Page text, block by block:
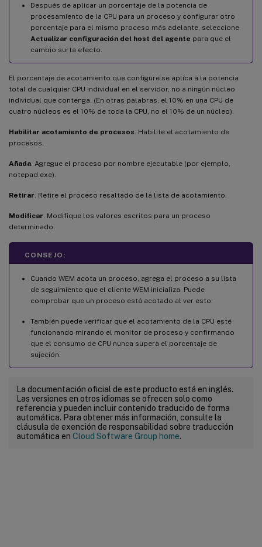
Después de aplicar un porcentaje de la potencia de
procesamiento de la CPU para un proceso y configurar otro
porcentaje para el mismo proceso más adelante, seleccione
Actualizar configuración del host del agente para que el
cambio surta efecto.
El porcentaje de acotamiento que configure se aplica a la potencia
total de cualquier CPU individual en el servidor, no a ningún núcleo
individual que contenga. (En otras palabras, el 10% en una CPU de
cuatro núcleos es el 10% de toda la CPU, no el 10% de un núcleo).
Habilitar acotamiento de procesos . Habilite el acotamiento de
procesos.
Añada . Agregue el proceso por nombre ejecutable (por ejemplo,
notepad.exe).
Retirar . Retire el proceso resaltado de la lista de acotamiento.
Modificar . Modifique los valores escritos para un proceso
determinado.
CONSEJO:
Cuando WEM acota un proceso, agrega el proceso a su lista
de seguimiento que el cliente WEM inicializa. Puede
comprobar que un proceso está acotado al ver esto.
También puede verificar que el acotamiento de la CPU esté
funcionando mirando el monitor de proceso y confirmando
que el consumo de CPU nunca supera el porcentaje de
sujeción.
La documentación oficial de este producto está en inglés.
Las versiones en otros idiomas se ofrecen solo como
referencia y pueden incluir contenido traducido de forma
automática. Para obtener más información, consulte la
cláusula de exención de responsabilidad sobre traducción
automática en Cloud Software Group home.